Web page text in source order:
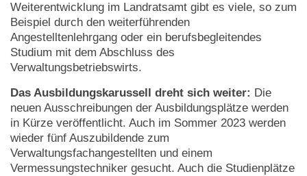
Weiterentwicklung im Landratsamt gibt es viele, so zum
Beispiel durch den weiterführenden
Angestelltenlehrgang oder ein berufsbegleitendes
Studium mit dem Abschluss des
Verwaltungsbetriebswirts.
Das Ausbildungskarussell dreht sich weiter: Die
neuen Ausschreibungen der Ausbildungsplätze werden
in Kürze veröffentlicht. Auch im Sommer 2023 werden
wieder fünf Auszubildende zum
Verwaltungsfachangestellten und einem
Vermessungstechniker gesucht. Auch die Studienplätze